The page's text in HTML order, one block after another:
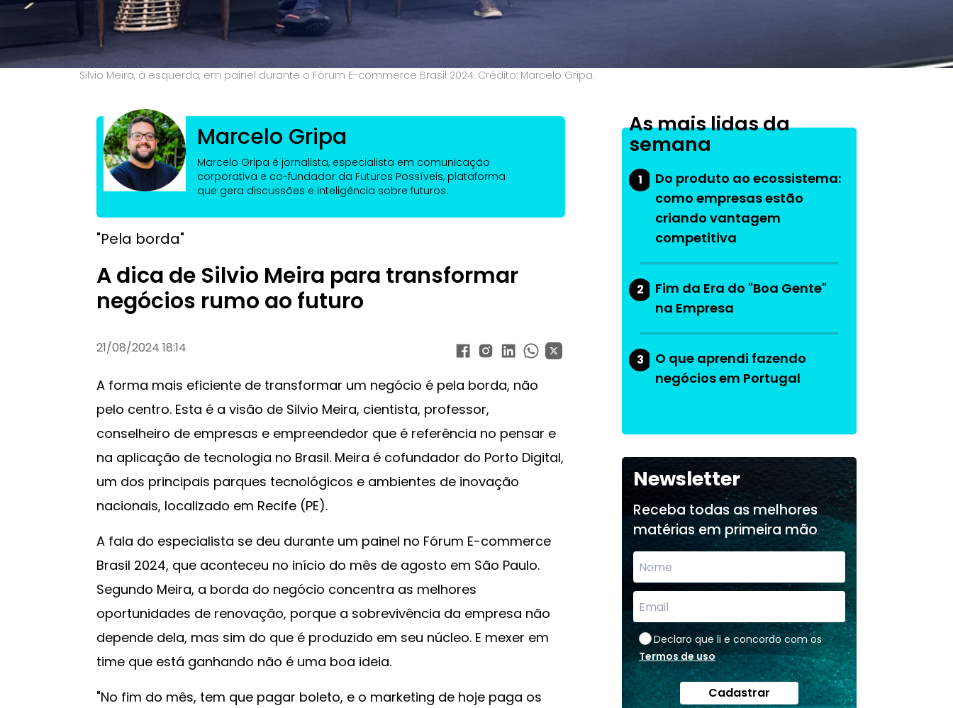
Silvio Meira, à esquerda, em painel durante o Fórum E-commerce Brasil 2024. Crédito: Marcelo Gripa.
Marcelo Gripa
Marcelo Gripa é jornalista, especialista em comunicação
corporativa e co-fundador da Futuros Possíveis, plataforma
que gera discussões e inteligência sobre futuros.
"Pela borda"
A dica de Silvio Meira para transformar
negócios rumo ao futuro
21/08/2024 18:14
A forma mais eficiente de transformar um negócio é pela borda, não
pelo centro. Esta é a visão de Silvio Meira, cientista, professor,
conselheiro de empresas e empreendedor que é referência no pensar e
na aplicação de tecnologia no Brasil. Meira é cofundador do Porto Digital,
um dos principais parques tecnológicos e ambientes de inovação
nacionais, localizado em Recife (PE).
A fala do especialista se deu durante um painel no Fórum E-commerce
Brasil 2024, que aconteceu no início do mês de agosto em São Paulo.
Segundo Meira, a borda do negócio concentra as melhores
oportunidades de renovação, porque a sobrevivência da empresa não
depende dela, mas sim do que é produzido em seu núcleo. E mexer em
time que está ganhando não é uma boa ideia.
"No fim do mês, tem que pagar boleto, e o marketing de hoje paga os
As mais lidas da
semana
1
Do produto ao ecossistema:
como empresas estão
criando vantagem
competitiva
2
Fim da Era do "Boa Gente"
na Empresa
3
O que aprendi fazendo
negócios em Portugal
Newsletter
Receba todas as melhores
matérias em primeira mão
Declaro que li e concordo com os
Termos de uso
Cadastrar